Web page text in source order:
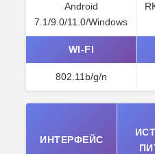
Android
7.1/9.0/11.0/Windows
WI-FI
802.11b/g/n
ИНТЕРФЕЙС